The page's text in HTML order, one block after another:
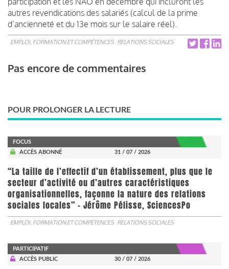
autres revendications des salariés (calcul de la prime
d’ancienneté et du 13e mois sur le salaire réel).
EMPLOI, FORMATION ET COMPÉTENCES RELATIONS SOCIALES
Pas encore de commentaires
POUR PROLONGER LA LECTURE
FOCUS
ACCÈS ABONNÉ
31 / 07 / 2026
“La taille de l’effectif d’un établissement, plus que le
secteur d’activité ou d’autres caractéristiques
organisationnelles, façonne la nature des relations
sociales locales” - Jérôme Pélisse, SciencesPo
EMPLOI, FORMATION ET COMPÉTENCES RELATIONS SOCIALES
PARTICIPATIF
ACCÈS PUBLIC
30 / 07 / 2026